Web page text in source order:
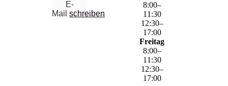
E-
Mailschreiben
8:00–
11 :30
12:30–
17:00
Freitag
8:00–
11 :30
12:30–
17:00